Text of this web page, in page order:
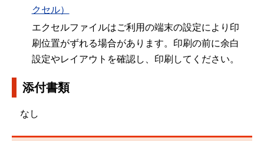
クセル）
エクセルファイルはご利用の端末の設定により印
刷位置がずれる場合があります。印刷の前に余白
設定やレイアウトを確認し、印刷してください。
添付書類
なし